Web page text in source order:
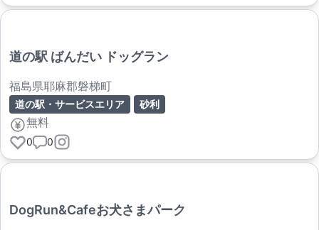
道の駅 ばんだい ドッグラン
福島県耶麻郡磐梯町
道の駅・サービスエリア 砂利
無料
0 0
DogRun&Cafeお犬さまパーク